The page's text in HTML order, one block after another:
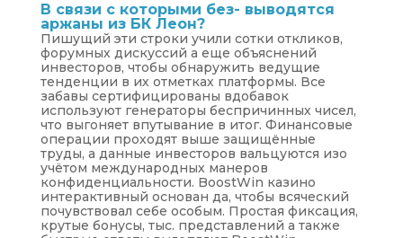
В связи с которыми без- выводятся
аржаны из БК Леон?
Пишущий эти строки учили сотки откликов,
форумных дискуссий а еще объяснений
инвесторов, чтобы обнаружить ведущие
тенденции в их отметках платформы. Все
забавы сертифицированы вдобавок
используют генераторы беспричинных чисел,
что выгоняет впутывание в итог. Финансовые
операции проходят выше защищённые
труды, а данные инвесторов вальцуются изо
учётом международных манеров
конфиденциальности. BoostWin казино
интерактивный основан да, чтобы всяческий
почувствовал себе особым. Простая фиксация,
крутые бонусы, тыс. представлений а также